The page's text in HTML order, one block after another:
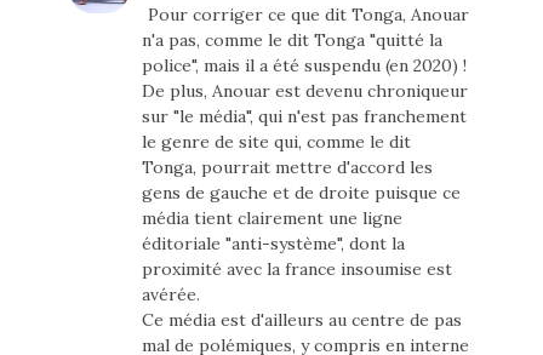
Pour corriger ce que dit Tonga, Anouar
n'a pas, comme le dit Tonga "quitté la
police", mais il a été suspendu (en 2020) !
De plus, Anouar est devenu chroniqueur
sur "le média", qui n'est pas franchement
le genre de site qui, comme le dit
Tonga, pourrait mettre d'accord les
gens de gauche et de droite puisque ce
média tient clairement une ligne
éditoriale "anti-système", dont la
proximité avec la france insoumise est
avérée.
Ce média est d'ailleurs au centre de pas
mal de polémiques, y compris en interne